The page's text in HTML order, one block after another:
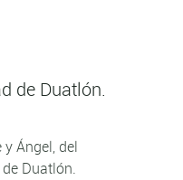
de Duatlón.
Ángel, del
Duatlón.